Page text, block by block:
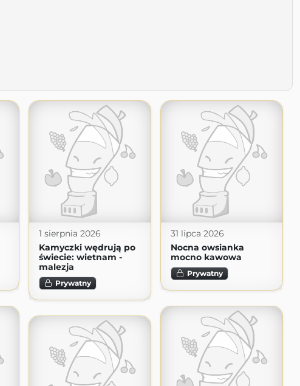
1 sierpnia 2026
Kamyczki wędrują po
świecie: wietnam -
malezja
Prywatny
31 lipca 2026
Nocna owsianka
mocno kawowa
Prywatny